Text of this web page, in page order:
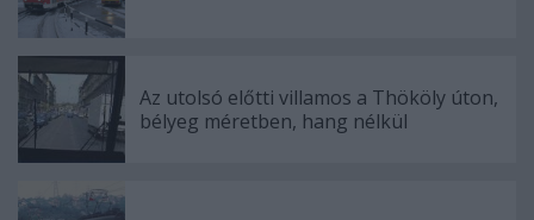
Az utolsó előtti villamos a Thököly úton,
bélyeg méretben, hang nélkül